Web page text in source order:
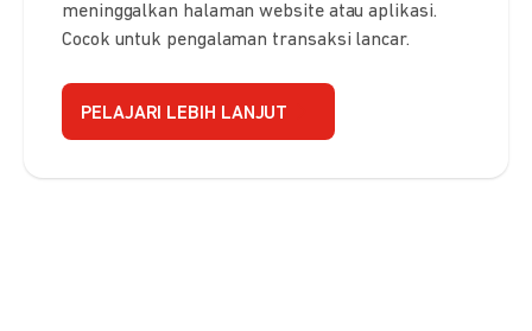
meninggalkan halaman website atau aplikasi.
Cocok untuk pengalaman transaksi lancar.
PELAJARI LEBIH LANJUT